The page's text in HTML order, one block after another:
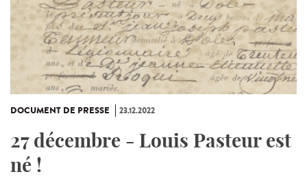
DOCUMENT DE PRESSE 23.12.2022
27 décembre - Louis Pasteur est
né !